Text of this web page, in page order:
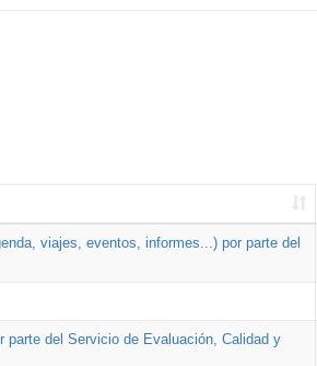
viajes, eventos, informes...) por parte del
del Servicio de Evaluación, Calidad y